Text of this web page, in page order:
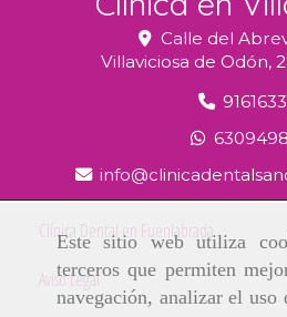
Este sitio web utiliza
terceros que permiten
navegación, analizar el
Calle del
Villaviciosa de Odón,
info
Clínica Dental en Fuenlabrada
Aviso Legal